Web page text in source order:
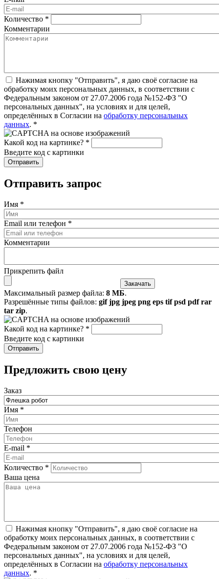
Количество *
Комментарии
Нажимая кнопку "Отправить", я даю своё согласие на
обработку моих персональных данных, в соответствии с
Федеральным законом от 27.07.2006 года №152-ФЗ "О
персональных данных", на условиях и для целей,
определённых в Согласии на обработку персональных
данных. *
Какой код на картинке? *
Введите код с картинки
Отправить запрос
Имя *
Email или телефон *
Комментарии
Прикрепить файл
Максимальный размер файла: 8 МБ.
Разрешённые типы файлов: gif jpg jpeg png eps tif psd pdf rar
tar zip.
Какой код на картинке? *
Введите код с картинки
​Предложить свою цену
Заказ
Имя *
Телефон
E-mail *
Количество *
Ваша цена
Нажимая кнопку "Отправить", я даю своё согласие на
обработку моих персональных данных, в соответствии с
Федеральным законом от 27.07.2006 года №152-ФЗ "О
персональных данных", на условиях и для целей,
определённых в Согласии на обработку персональных
данных. *